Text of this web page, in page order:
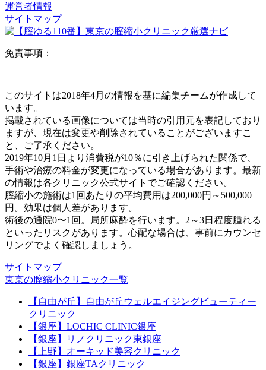
運営者情報
サイトマップ
免責事項：
このサイトは2018年4月の情報を基に編集チームが作成して
います。
掲載されている画像については当時の引用元を表記しており
ますが、現在は変更や削除されていることがございますこ
と、ご了承ください。
2019年10月1日より消費税が10％に引き上げられた関係で、
手術や治療の料金が変更になっている場合があります。最新
の情報は各クリニック公式サイトでご確認ください。
膣縮小の施術は1回あたりの平均費用は200,000円～500,000
円。効果は個人差があります。
術後の通院0〜1回。局所麻酔を行います。2～3日程度腫れる
といったリスクがあります。心配な場合は、事前にカウンセ
リングでよく確認しましょう。
サイトマップ
東京の膣縮小クリニック一覧
【自由が丘】自由が丘ウェルエイジングビューティー
クリニック
【銀座】LOCHIC CLINIC銀座
【銀座】リノクリニック東銀座
【上野】オーキッド美容クリニック
【銀座】銀座TAクリニック